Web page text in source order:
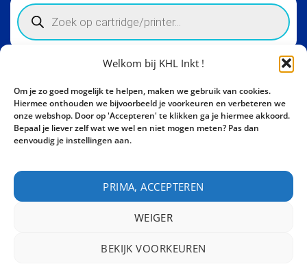
Welkom bij KHL Inkt !
Om je zo goed mogelijk te helpen, maken we gebruik van cookies.
Hiermee onthouden we bijvoorbeeld je voorkeuren en verbeteren we
onze webshop. Door op 'Accepteren' te klikken ga je hiermee akkoord.
Bepaal je liever zelf wat we wel en niet mogen meten? Pas dan
eenvoudig je instellingen aan.
PRIMA, ACCEPTEREN
WEIGER
BEKIJK VOORKEUREN
Products
search
Activity Invest BV - KHL, Kempische Steenweg 274
3500 Hasselt - België BE0862447190
Bel ons nu:+32 11 261499